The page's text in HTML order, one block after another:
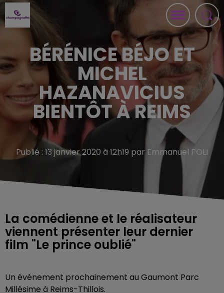
BÉRÉNICE BÉJO ET
MICHEL
HAZANAVICIUS
BIENTÔT À REIMS
Publié : 13 janvier 2020 à 12h19 par Emmanuel POLI
La comédienne et le réalisateur
viennent présenter leur dernier
film "Le prince oublié"
Un événement prochainement au Gaumont Parc
Millésime à Reims-Thillois.